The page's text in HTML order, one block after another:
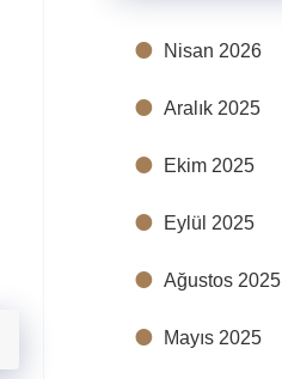
Nisan 2026
Aralık 2025
Ekim 2025
Eylül 2025
Ağustos 2025
Mayıs 2025